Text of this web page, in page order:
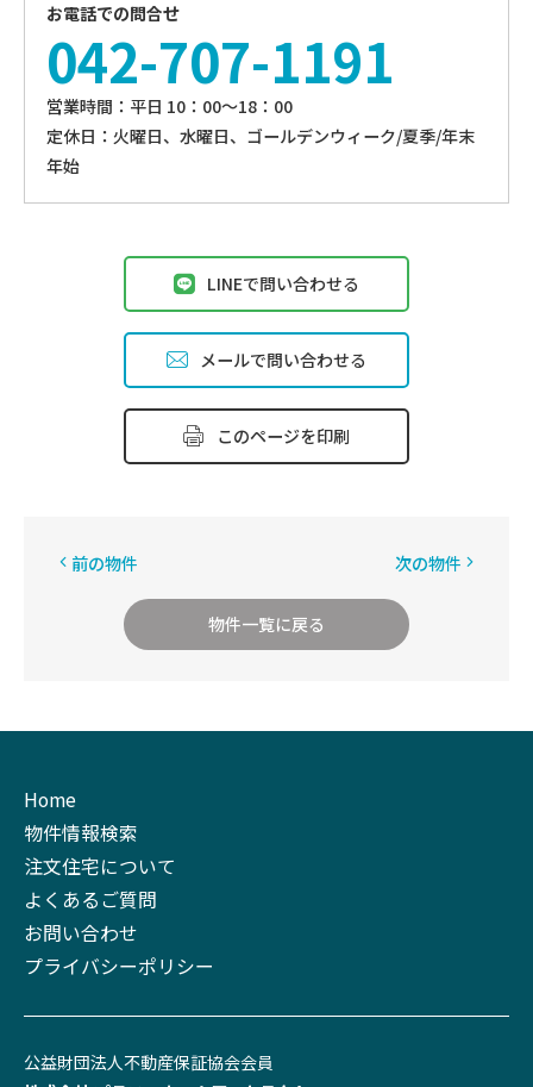
お電話での問合せ
042-707-1191
営業時間：平⽇ 10：00〜18：00
定休⽇：火曜日、⽔曜⽇、ゴールデンウィーク/夏季/年末
年始
LINEで問い合わせる
メールで問い合わせる
このページを印刷
前の物件
物件一覧に戻る
次の物件
Home
物件情報検索
注文住宅について
よくあるご質問
お問い合わせ
プライバシーポリシー
公益財団法⼈不動産保証協会会員